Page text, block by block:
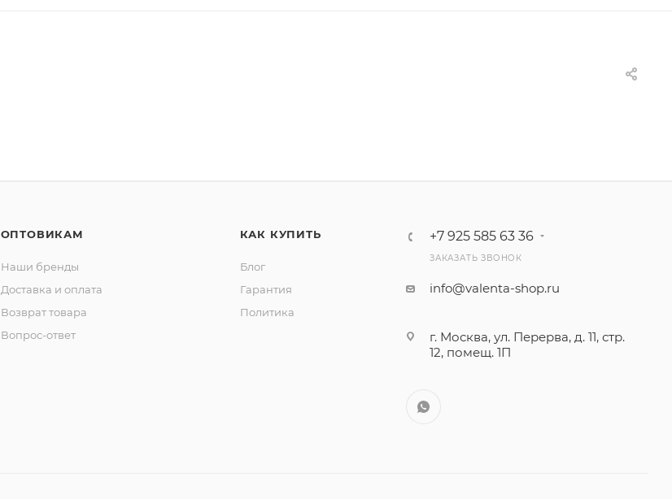
ОПТОВИКАМ
Наши бренды
Доставка и оплата
Возврат товара
Вопрос-ответ
КАК КУПИТЬ
Блог
Гарантия
Политика
+7 925 585 63 36
ЗАКАЗАТЬ ЗВОНОК
info@valenta-shop.ru
г. Москва, ул. Перерва, д. 11, стр.
12, помещ. 1П